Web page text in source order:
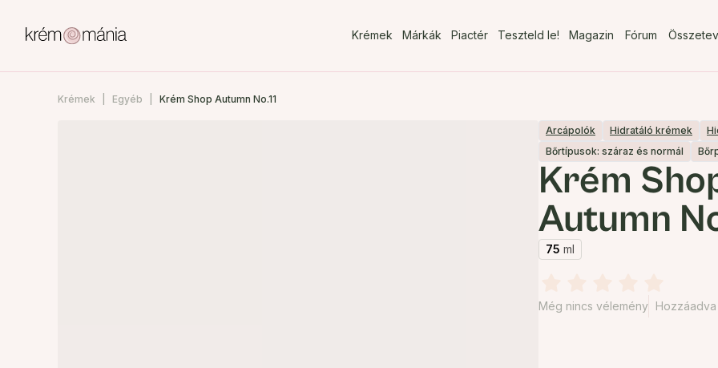
Krémek Márkák Piactér Teszteld le! Magazin Fórum
Krémek Egyéb Krém Shop Autumn No.11
Arcápolók Hidratáló krémek
Bőrtípusok: száraz és normál
Krém
Autumn
75 ml
Még nincs vélemény Hozzáadva